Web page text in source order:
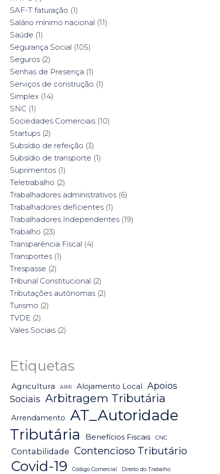
SAF-T faturação (1)
Salário mínimo nacional (11)
Saúde (1)
Segurança Social (105)
Seguros (2)
Senhas de Presença (1)
Serviços de construção (1)
Simplex (14)
SNC (1)
Sociedades Comerciais (10)
Startups (2)
Subsídio de refeição (3)
Subsídio de transporte (1)
Suprimentos (1)
Teletrabalho (2)
Trabalhadores administrativos (6)
Trabalhadores deficientes (1)
Trabalhadores Independentes (19)
Trabalho (23)
Transparência Fiscal (4)
Transportes (1)
Trespasse (2)
Tribunal Constitucional (2)
Tributações autónomas (2)
Turismo (2)
TVDE (2)
Vales Sociais (2)
Etiquetas
Agricultura AIMI Alojamento Local
Apoios
Sociais Arbitragem Tributária
Arrendamento
AT_Autoridade
Tributária
Benefícios Fiscais CNC
Contabilidade Contencioso Tributário
Covid-19 Código Comercial Direito do Trabalho